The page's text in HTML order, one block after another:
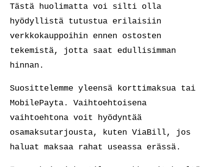
Tästä huolimatta voi silti olla
hyödyllistä tutustua erilaisiin
verkkokauppoihin ennen ostosten
tekemistä, jotta saat edullisimman
hinnan.
Suosittelemme yleensä korttimaksua tai
MobilePayta. Vaihtoehtoisena
vaihtoehtona voit hyödyntää
osamaksutarjousta, kuten ViaBill, jos
haluat maksaa rahat useassa erässä.